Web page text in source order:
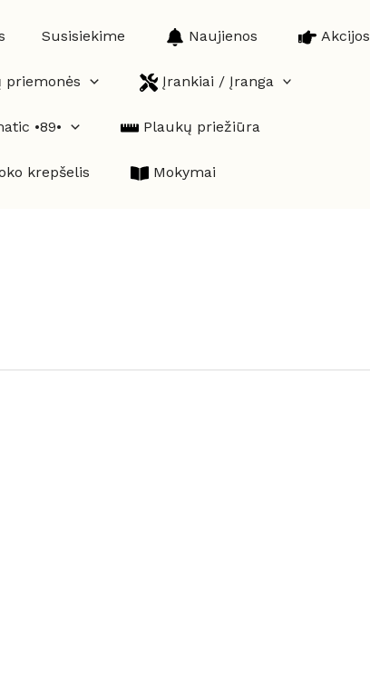
Susisiekime Naujienos Akcijos
priemonės Įrankiai / Įranga
•89• Plaukų priežiūra
krepšelis Mokymai